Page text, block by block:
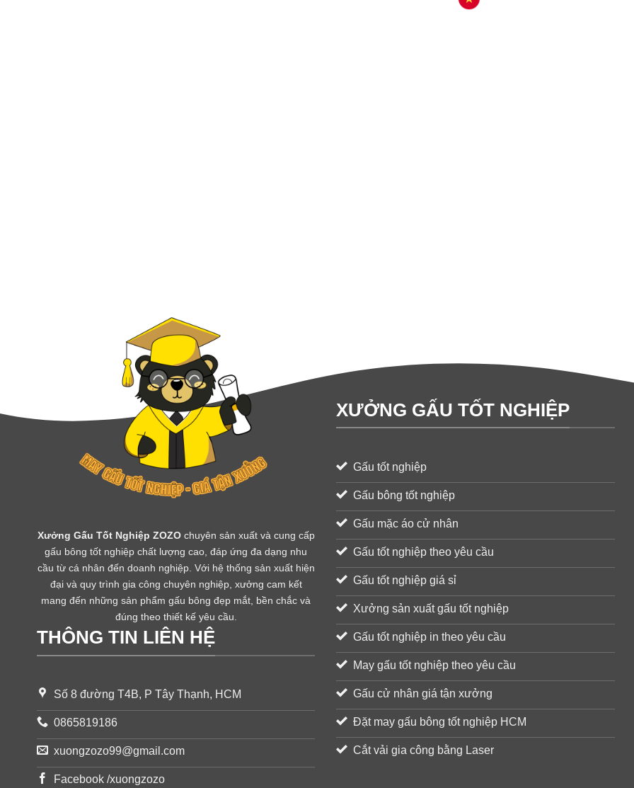
Xưởng Gấu Tốt Nghiệp ZOZOchuyên sản xuất và cung cấp
gấu bông tốt nghiệp chất lượng cao, đáp ứng đa dạng nhu
cầu từ cá nhân đến doanh nghiệp. Với hệ thống sản xuất hiện
đại và quy trình gia công chuyên nghiệp, xưởng cam kết
mang đến những sản phẩm gấu bông đẹp mắt, bền chắc và
đúng theo thiết kế yêu cầu.
THÔNG TIN LIÊN HỆ
Số 8 đường T4B, P Tây Thạnh, HCM
0865819186
xuongzozo99@gmail.com
Facebook /xuongzozo
XƯỞNG GẤU TỐT NGHIỆP
Gấu tốt nghiệp
Gấu bông tốt nghiệp
Gấu mặc áo cử nhân
Gấu tốt nghiệp theo yêu cầu
Gấu tốt nghiệp giá sỉ
Xưởng sản xuất gấu tốt nghiệp
Gấu tốt nghiệp in theo yêu cầu
May gấu tốt nghiệp theo yêu cầu
Gấu cử nhân giá tận xưởng
Đặt may gấu bông tốt nghiệp HCM
Cắt vải gia công bằng Laser